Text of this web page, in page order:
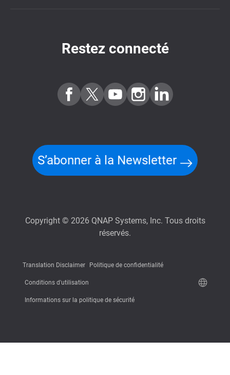
Restez connecté
S’abonner à la Newsletter
Copyright © 2026 QNAP Systems, Inc. Tous droits
réservés.
Translation Disclaimer Politique de confidentialité
Conditions d'utilisation
Informations sur la politique de sécurité